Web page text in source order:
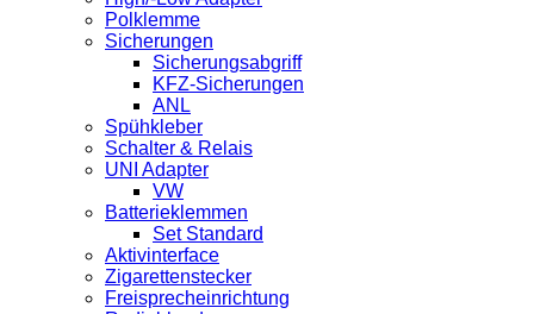
Polklemme
Sicherungen
Sicherungsabgriff
KFZ-Sicherungen
ANL
Spühkleber
Schalter & Relais
UNI Adapter
VW
Batterieklemmen
Set Standard
Aktivinterface
Zigarettenstecker
Freisprecheinrichtung